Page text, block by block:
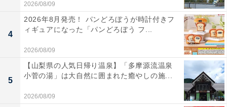
2026/08/09
4
2026年8月発売！ パンどろぼうが時計付きフ
ィギュアになった「パンどろぼう フ...
2026/08/09
5
【山梨県の人気日帰り温泉】「多摩源流温泉
小菅の湯」は大自然に囲まれた癒やしの施...
2026/08/09